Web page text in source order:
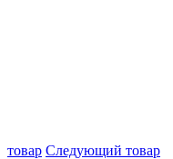
товар Следующий товар